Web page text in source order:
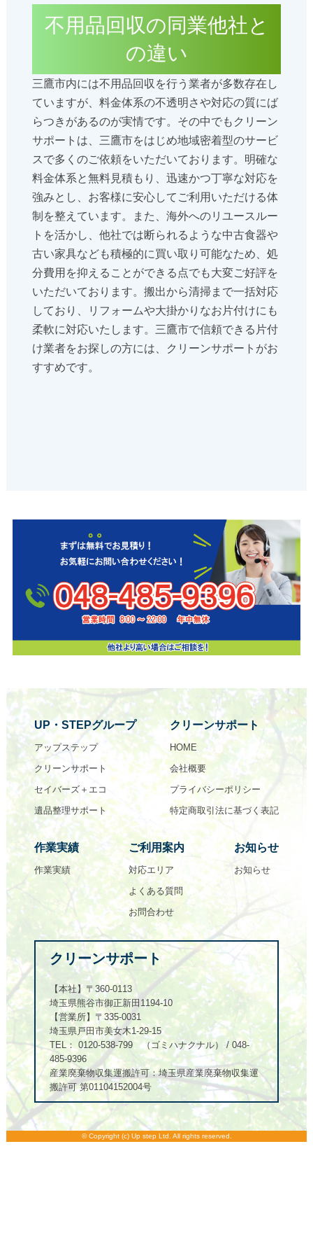
不用品回収の同業他社と
の違い
三鷹市内には不用品回収を行う業者が多数存在し
ていますが、料金体系の不透明さや対応の質にば
らつきがあるのが実情です。その中でもクリーン
サポートは、三鷹市をはじめ地域密着型のサービ
スで多くのご依頼をいただいております。明確な
料金体系と無料見積もり、迅速かつ丁寧な対応を
強みとし、お客様に安心してご利用いただける体
制を整えています。また、海外へのリユースルー
トを活かし、他社では断られるような中古食器や
古い家具なども積極的に買い取り可能なため、処
分費用を抑えることができる点でも大変ご好評を
いただいております。搬出から清掃まで一括対応
しており、リフォームや大掛かりなお片付けにも
柔軟に対応いたします。三鷹市で信頼できる片付
け業者をお探しの方には、クリーンサポートがお
すすめです。
UP・STEPグループ
アップステップ
クリーンサポート
セイバーズ＋エコ
遺品整理サポート
クリーンサポート
HOME
会社概要
プライバシーポリシー
特定商取引法に基づく表記
作業実績
作業実績
ご利用案内
対応エリア
よくある質問
お問合わせ
お知らせ
お知らせ
クリーンサポート
【本社】〒360-0113
埼玉県熊谷市御正新田1194-10
【営業所】〒335-0031
埼玉県戸田市美女木1-29-15
TEL： 0120-538-799 （ゴミハナクナル） / 048-
485-9396
産業廃棄物収集運搬許可：埼玉県産業廃棄物収集運
搬許可 第01104152004号
© Copyright (c) Up step Ltd. All rights reserved.